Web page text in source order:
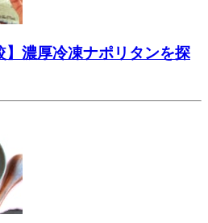
】濃厚冷凍ナポリタンを探